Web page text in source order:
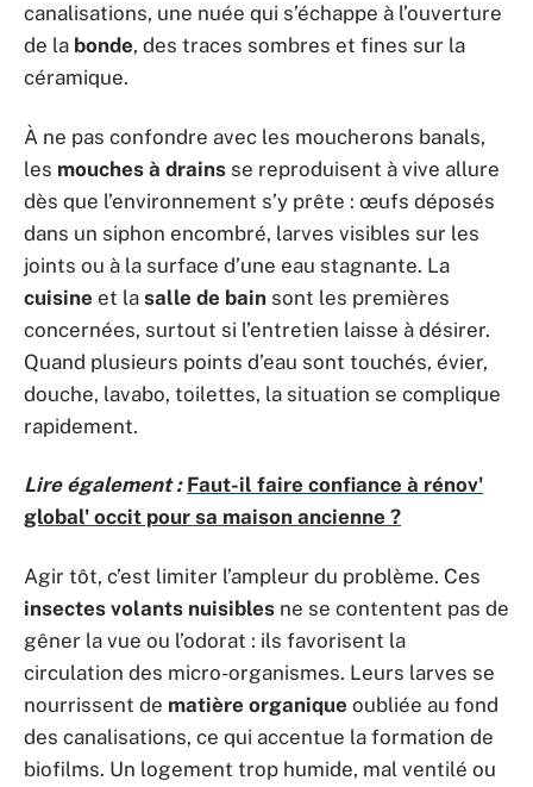
canalisations, une nuée qui s’échappe à l’ouverture
de la bonde, des traces sombres et fines sur la
céramique.
À ne pas confondre avec les moucherons banals,
les mouches à drains se reproduisent à vive allure
dès que l’environnement s’y prête : œufs déposés
dans un siphon encombré, larves visibles sur les
joints ou à la surface d’une eau stagnante. La
cuisine et la salle de bain sont les premières
concernées, surtout si l’entretien laisse à désirer.
Quand plusieurs points d’eau sont touchés, évier,
douche, lavabo, toilettes, la situation se complique
rapidement.
Lire également : Faut-il faire confiance à rénov'
global' occit pour sa maison ancienne ?
Agir tôt, c’est limiter l’ampleur du problème. Ces
insectes volants nuisibles ne se contentent pas de
gêner la vue ou l’odorat : ils favorisent la
circulation des micro-organismes. Leurs larves se
nourrissent de matière organique oubliée au fond
des canalisations, ce qui accentue la formation de
biofilms. Un logement trop humide, mal ventilé ou